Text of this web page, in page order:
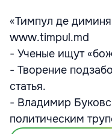
«Тимпул де
www.timpul.md
- Ученые ищут
- Творение
статья.
- Владимир
политическим